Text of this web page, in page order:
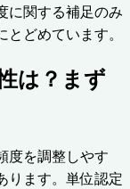
に関する補足のみ
どめています。
は？まず
度を調整しやす
ります。単位認定